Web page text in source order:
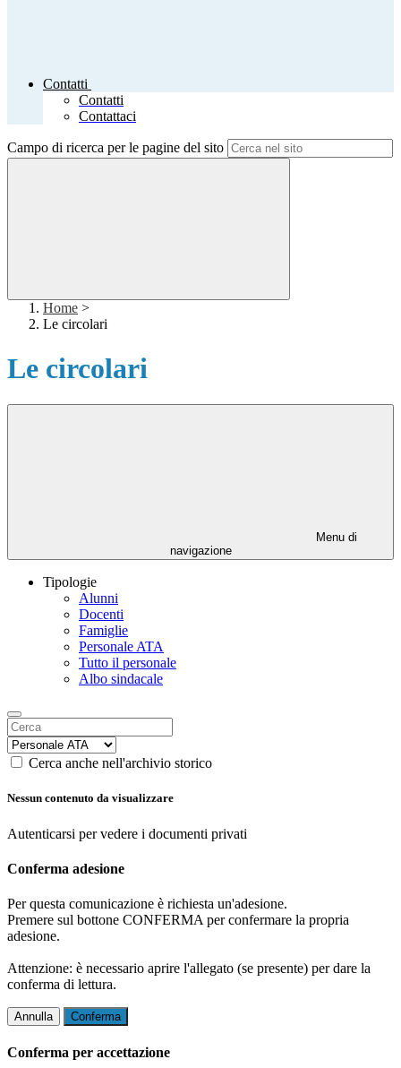
Contatti
Contatti
Contattaci
Campo di ricerca per le pagine del sito
Home >
Le circolari
Le circolari
Menu di
navigazione
Tipologie
Alunni
Docenti
Famiglie
Personale ATA
Tutto il personale
Albo sindacale
Cerca anche nell'archivio storico
Nessun contenuto da visualizzare
Autenticarsi per vedere i documenti privati
Conferma adesione
Per questa comunicazione è richiesta un'adesione.
Premere sul bottone CONFERMA per confermare la propria
adesione.
Attenzione: è necessario aprire l'allegato (se presente) per dare la
conferma di lettura.
Annulla Conferma
Conferma per accettazione